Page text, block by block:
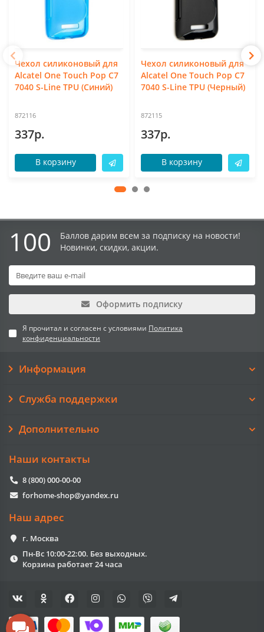
Чехол силиконовый для
Alcatel One Touch Pop C7
7040 S-Line TPU (Синий)
872116
337р.
В корзину
Чехол силиконовый для
Alcatel One Touch Pop C7
7040 S-Line TPU (Черный)
872115
337р.
В корзину
100
Баллов дарим всем за подписку на новости!
Новинки, скидки, акции.
Оформить подписку
Я прочитал и согласен с условиями Политика
конфиденциальности
Информация
Служба поддержки
Дополнительно
Наши контакты
8 (800) 000-00-00
forhome-shop@yandex.ru
Наш адрес
г. Москва
Пн-Вс 10:00-22:00. Без выходных.
Корзина работает 24 часа